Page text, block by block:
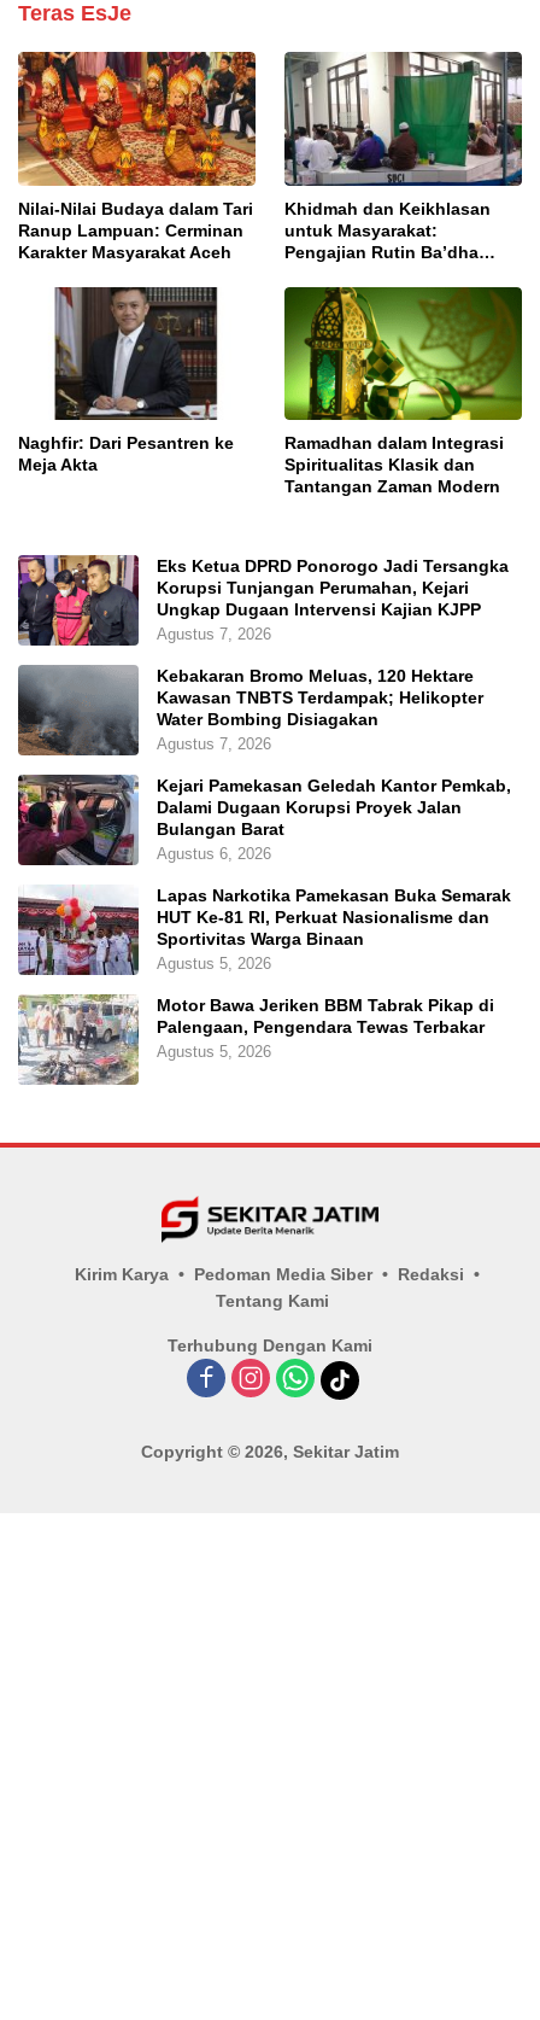
Teras EsJe
Nilai-Nilai Budaya dalam Tari
Ranup Lampuan: Cerminan
Karakter Masyarakat Aceh
Khidmah dan Keikhlasan
untuk Masyarakat:
Pengajian Rutin Ba’dha
Naghfir: Dari Pesantren ke
Meja Akta
Ramadhan dalam Integrasi
Spiritualitas Klasik dan
Tantangan Zaman Modern
Eks Ketua DPRD Ponorogo Jadi Tersangka
Korupsi Tunjangan Perumahan, Kejari
Ungkap Dugaan Intervensi Kajian KJPP
Agustus 7, 2026
Kebakaran Bromo Meluas, 120 Hektare
Kawasan TNBTS Terdampak; Helikopter
Water Bombing Disiagakan
Agustus 7, 2026
Kejari Pamekasan Geledah Kantor Pemkab,
Dalami Dugaan Korupsi Proyek Jalan
Bulangan Barat
Agustus 6, 2026
Lapas Narkotika Pamekasan Buka Semarak
HUT Ke-81 RI, Perkuat Nasionalisme dan
Sportivitas Warga Binaan
Agustus 5, 2026
Motor Bawa Jeriken BBM Tabrak Pikap di
Palengaan, Pengendara Tewas Terbakar
Agustus 5, 2026
Kirim Karya Pedoman Media Siber
Redaksi
Tentang Kami
Terhubung Dengan Kami
Copyright © 2026, Sekitar Jatim